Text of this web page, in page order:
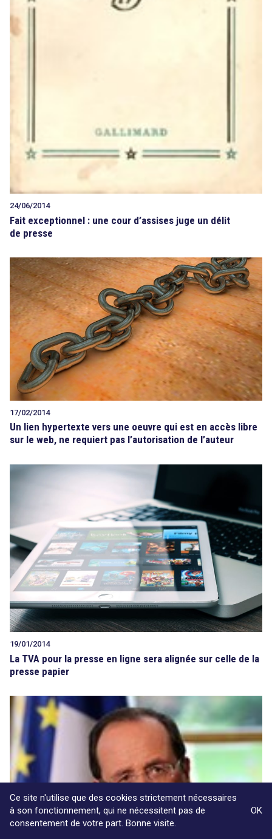
24/06/2014
Fait exceptionnel : une cour d’assises juge un délit
de presse
17/02/2014
Un lien hypertexte vers une oeuvre qui est en accès libre
sur le web, ne requiert pas l’autorisation de l’auteur
19/01/2014
La TVA pour la presse en ligne sera alignée sur celle de la
presse papier
Ce site n'utilise que des cookies strictement nécessaires
à son fonctionnement, qui ne nécessitent pas de
consentement de votre part. Bonne visite.
OK